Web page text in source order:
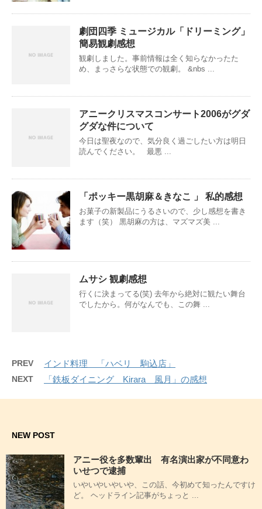
劇団四季 ミュージカル「ドリーミング」
簡易観劇感想
観劇しました。事前情報は全く知らなかったた
め、まっさらな状態での観劇。 &nbs ...
アニークリスマスコンサート2006がグダ
グダな件について
今日は聖夜なので、気分良く過ごしたい方は明日
読んでください。 最悪 ...
「ポッキー黒胡麻＆きなこ 」 私的感想
お菓子の新製品にうるさいので、少し感想を書き
ます（笑） 黒胡麻の方は、マズマズ美 ...
ムサシ 観劇感想
行くに決まってる(笑) 去年から絶対に観たい舞台
でしたから。何がなんでも、この舞 ...
PREV インド料理 「ハベリ 駒込店」
NEXT 「鉄板ダイニング Kirara 風月」の感想
NEW POST
アニー役を多数輩出 有名演出家が不同意わ
いせつで逮捕
いやいやいやいや、この話、今初めて知ったんですけ
ど。 ヘッドライン記事がちょっと ...